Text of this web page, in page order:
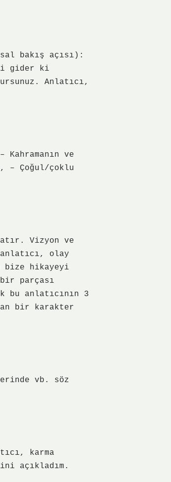
bakış açısı):
gider ki
Anlatıcı,
ve
– Çoğul/çoklu
Vizyon ve
olay
bize hikayeyi
parçası
bu anlatıcının 3
bir karakter
vb. söz
karma
açıkladım.